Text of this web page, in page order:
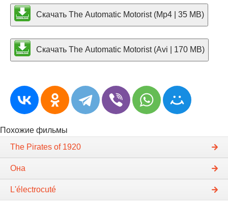
Скачать The Automatic Motorist (Mp4 | 35 MB)
Скачать The Automatic Motorist (Avi | 170 MB)
Похожие фильмы
The Pirates of 1920
Она
L'électrocuté